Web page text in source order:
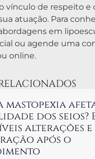
vínculo de respeito e
atuação. Para
em
ou agende uma
online.
mastopexia
dos seios?
alterações e
após o